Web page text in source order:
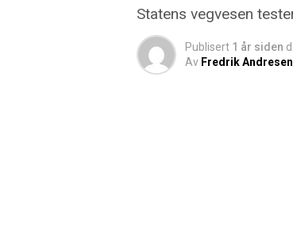
Statens vegvesen
Publisert 1 år siden d.
Av Fredrik Andresen